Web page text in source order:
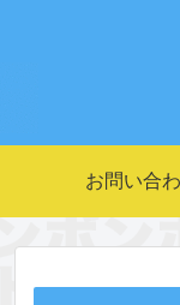
お問い合